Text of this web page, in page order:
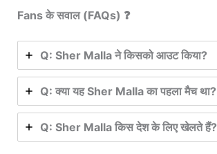
Fans के सवाल (FAQs) ❓
Q: Sher Malla ने किसको आउट किया?
Q: क्या यह Sher Malla का पहला मैच था?
Q: Sher Malla किस देश के लिए खेलते हैं?